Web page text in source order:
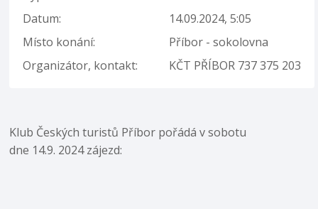
Datum:
14.09.2024, 5:05
Místo konání:
Příbor - sokolovna
Organizátor, kontakt:
KČT PŘÍBOR 737 375 203
Klub Českých turistů Příbor pořádá v sobotu
dne 14.9. 2024 zájezd: